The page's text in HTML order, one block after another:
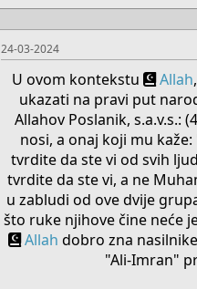
24-03-2024
U ovom kontekstu Allah
ukazati na pravi put
Allahov Poslanik, s.a.v.s.:
nosi, a onaj koji mu
tvrdite da ste vi od svih
tvrdite da ste vi, a ne
u zabludi od ove dvije
što ruke njihove čine neće
Allah dobro zna
"Ali-Imran"